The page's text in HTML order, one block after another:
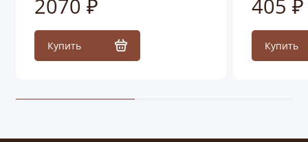
2070 ₽
Купить
405 ₽
Купить